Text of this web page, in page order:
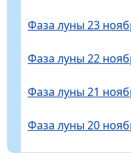
Фаза луны 23
Фаза луны 22
Фаза луны 21
Фаза луны 20